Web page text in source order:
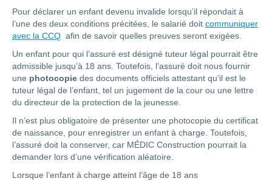
Pour déclarer un enfant devenu invalide lorsqu’il répondait à
l’une des deux conditions précitées, le salarié doit communiquer
avec la CCQ afin de savoir quelles preuves seront exigées.
Un enfant pour qui l’assuré est désigné tuteur légal pourrait être
admissible jusqu’à 18 ans. Toutefois, l’assuré doit nous fournir
une photocopie des documents officiels attestant qu’il est le
tuteur légal de l’enfant, tel un jugement de la cour ou une lettre
du directeur de la protection de la jeunesse.
Il n’est plus obligatoire de présenter une photocopie du certificat
de naissance, pour enregistrer un enfant à charge. Toutefois,
l’assuré doit la conserver, car MÉDIC Construction pourrait la
demander lors d’une vérification aléatoire.
Lorsque l’enfant à charge atteint l’âge de 18 ans